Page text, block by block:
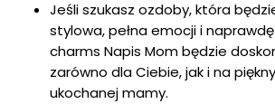
Jeśli szukasz ozdoby, która
stylowa, pełna emocji i
charms Napis Mom będzie
zarówno dla Ciebie, jak i na
ukochanej mamy.